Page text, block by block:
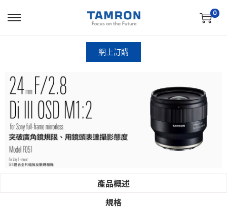
0
網上訂購
產品概述
規格